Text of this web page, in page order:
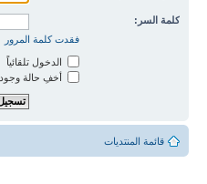
كلمة السر:
فقدت كلمة المرور
الدخول تلقائياً
أخفِ حالة
قائمة المنتديات